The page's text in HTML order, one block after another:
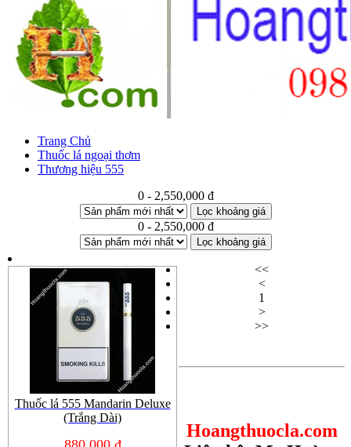
Trang Chủ
Thuốc lá ngoại thơm
Thương hiệu 555
0 - 2,550,000 đ
Lọc khoảng giá
0 - 2,550,000 đ
Lọc khoảng giá
Thuốc lá 555 Mandarin Deluxe
(Trắng Dài)
<<
<
1
>
>>
Hoangthuocla.com